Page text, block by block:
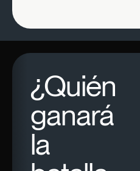
¿Quién
ganará
la